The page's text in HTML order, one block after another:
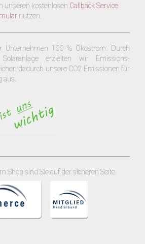
unseren kostenlosen Callback Service
nutzen.
100 % Ökostrom. Durch
erzielten wir Emissions-
dadurch unsere CO2 Emissionen für
aus.
Shop sind Sie auf der sicheren Seite.